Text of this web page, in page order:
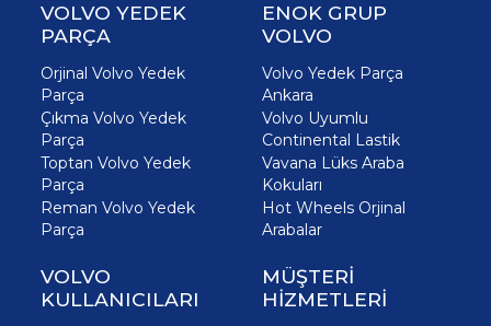
VOLVO YEDEK
PARÇA
Orjinal Volvo Yedek
Parça
Çıkma Volvo Yedek
Parça
Toptan Volvo Yedek
Parça
Reman Volvo Yedek
Parça
ENOK GRUP
VOLVO
Volvo Yedek Parça
Ankara
Volvo Uyumlu
Continental Lastik
Vavana Lüks Araba
Kokuları
Hot Wheels Orjinal
Arabalar
VOLVO
KULLANICILARI
MÜŞTERİ
HİZMETLERİ